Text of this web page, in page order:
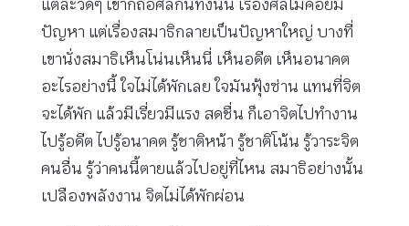
แต่ละวัดๆ เขาก็ถือศีลกันทั้งนั้น เรื่องศีลไม่ค่อยมี
ปัญหา แต่เรื่องสมาธิกลายเป็นปัญหาใหญ่ บางที่
เขานั่งสมาธิเห็นโน่นเห็นนี่ เห็นอดีต เห็นอนาคต
อะไรอย่างนี้ ใจไม่ได้พักเลย ใจมันฟุ้งซ่าน แทนที่จิต
จะได้พัก แล้วมีเรี่ยวมีแรง สดชื่น ก็เอาจิตไปทำงาน
ไปรู้อดีต ไปรู้อนาคต รู้ชาติหน้า รู้ชาติโน้น รู้วาระจิต
คนอื่น รู้ว่าคนนี้ตายแล้วไปอยู่ที่ไหน สมาธิอย่างนั้น
เปลืองพลังงาน จิตไม่ได้พักผ่อน